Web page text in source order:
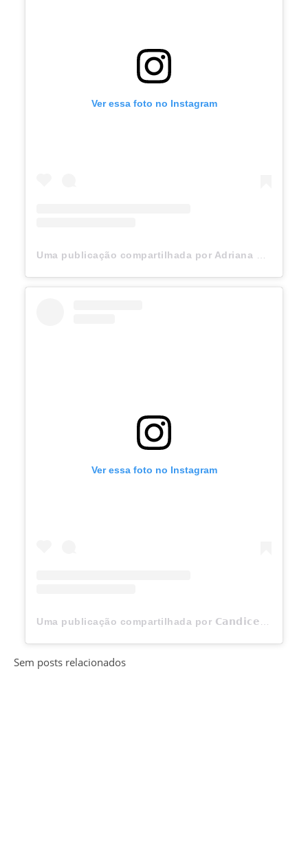
Ver essa foto no Instagram
Uma publicação compartilhada por Adriana Lima (@adrianalima)
Ver essa foto no Instagram
Uma publicação compartilhada por 𝗖𝗮𝗻𝗱𝗶𝗰𝗲 (@candiceswanepoel)
Sem posts relacionados